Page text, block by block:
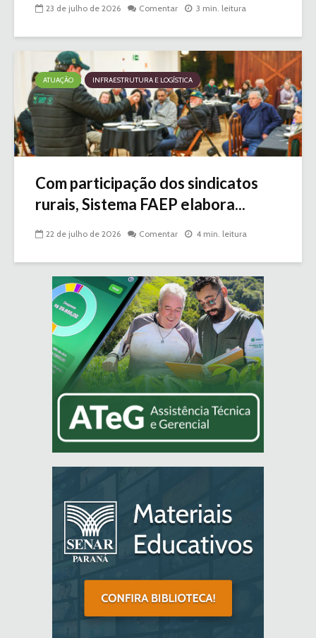
23 de julho de 2026 Comentar 3 min. leitura
ATUAÇÃO INFRAESTRUTURA E LOGÍSTICA
Com participação dos sindicatos
rurais, Sistema FAEP elabora...
22 de julho de 2026 Comentar 4 min. leitura